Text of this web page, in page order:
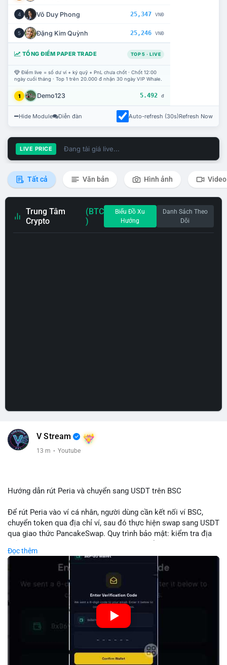
4 Võ Duy Phong 25,347 VNĐ
5 Đặng Kim Quỳnh 25,246 VNĐ
TỔNG ĐIỂM PAPER TRADE TOP 5 · LIVE
Điểm live = số dư ví + ký quỹ + PnL chưa chốt · Chốt 12:00
ngày cuối tháng · Top 1 trên 20.000 đ nhận 30 ngày VIP Whale.
1 Demo123 5.492 đ
Hide Module Diễn đàn Auto-refresh (30s)Refresh Now
LIVE PRICE Đang tải giá live...
Tất cả Văn bản Hình ảnh Video
Trung Tâm
Crypto
(BTC
)
Biểu Đồ Xu
Hướng
Danh Sách Theo
Dõi
V Stream
13 m · Youtube
Hướng dẫn rút Peria và chuyển sang USDT trên BSC
Để rút Peria vào ví cá nhân, người dùng cần kết nối ví BSC,
chuyển token qua địa chỉ ví, sau đó thực hiện swap sang USDT
qua giao thức PancakeSwap. Quy trình bảo mật: kiểm tra địa
điểm phù hợp. Khi hoàn thành, USDT lưu trữ an toàn trong ví
BSC, có thể chuyển sang các nền tảng khác hoặc bán. Hướng
dẫn chi tiết giúp người mới tránh sai lầm và tối ưu chi phí.
🎥 Xem video trực tiếp tại:
Đọc thêm